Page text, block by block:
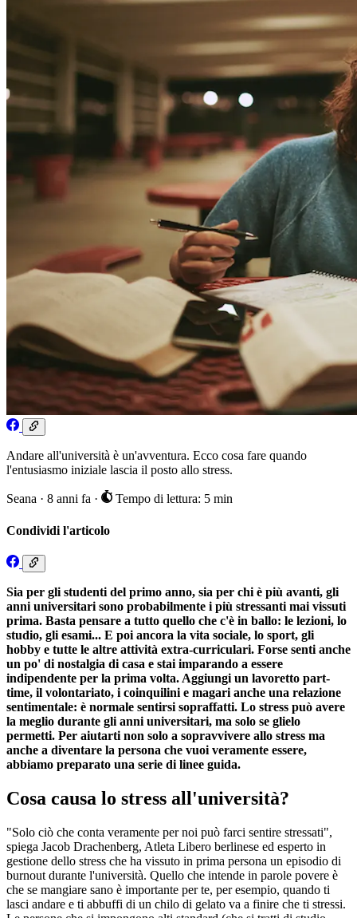
Andare all'università è un'avventura. Ecco cosa fare quando
l'entusiasmo iniziale lascia il posto allo stress.
Seana · 8 anni fa · Tempo di lettura: 5 min
Condividi l'articolo
Sia per gli studenti del primo anno, sia per chi è più avanti, gli
anni universitari sono probabilmente i più stressanti mai vissuti
prima. Basta pensare a tutto quello che c'è in ballo: le lezioni, lo
studio, gli esami... E poi ancora la vita sociale, lo sport, gli
hobby e tutte le altre attività extra-curriculari. Forse senti anche
un po' di nostalgia di casa e stai imparando a essere
indipendente per la prima volta. Aggiungi un lavoretto part-
time, il volontariato, i coinquilini e magari anche una relazione
sentimentale: è normale sentirsi sopraffatti. Lo stress può avere
la meglio durante gli anni universitari, ma solo se glielo
permetti. Per aiutarti non solo a sopravvivere allo stress ma
anche a diventare la persona che vuoi veramente essere,
abbiamo preparato una serie di linee guida.
Cosa causa lo stress all'università?
"Solo ciò che conta veramente per noi può farci sentire stressati",
spiega Jacob Drachenberg, Atleta Libero berlinese ed esperto in
gestione dello stress che ha vissuto in prima persona un episodio di
burnout durante l'università. Quello che intende in parole povere è
che se mangiare sano è importante per te, per esempio, quando ti
lasci andare e ti abbuffi di un chilo di gelato va a finire che ti stressi.